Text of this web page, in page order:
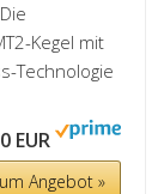
Kegel mit
Technologie
EUR
Angebot »